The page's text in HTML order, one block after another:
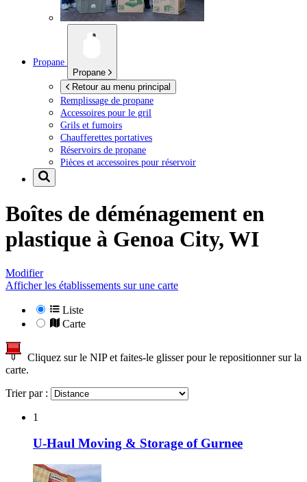
Propane
Propane
Retour au menu principal
Remplissage de propane
Accessoires pour le gril
Grils et fumoirs
Chaufferettes portatives
Réservoirs de propane
Pièces et accessoires pour réservoir
Boîtes de déménagement en
plastique à Genoa City, WI
Modifier
Afficher les établissements sur une carte
Liste
Carte
Cliquez sur le NIP et faites-le glisser pour le repositionner sur la
carte.
Trier par :
1
U-Haul Moving & Storage of Gurnee